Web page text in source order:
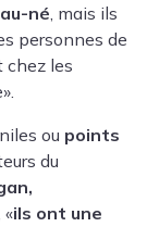
né, mais ils
personnes de
chez les
ou points
du
«ils ont une